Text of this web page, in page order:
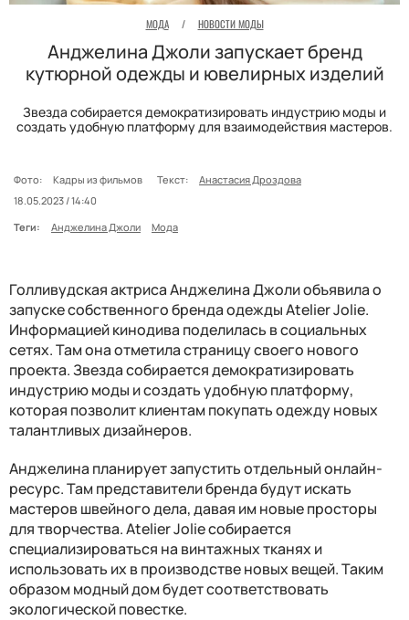
МОДА / НОВОСТИ МОДЫ
Анджелина Джоли запускает бренд
кутюрной одежды и ювелирных изделий
Звезда собирается демократизировать индустрию моды и
создать удобную платформу для взаимодействия мастеров.
Фото: Кадры из фильмов Текст:
Анастасия Дроздова
18.05.2023 / 14:40
Теги:
Анджелина Джоли Мода
Голливудская актриса Анджелина Джоли объявила о
запуске собственного бренда одежды Atelier Jolie.
Информацией кинодива поделилась в социальных
сетях. Там она отметила страницу своего нового
проекта. Звезда собирается демократизировать
индустрию моды и создать удобную платформу,
которая позволит клиентам покупать одежду новых
талантливых дизайнеров.
Анджелина планирует запустить отдельный онлайн-
ресурс. Там представители бренда будут искать
мастеров швейного дела, давая им новые просторы
для творчества. Atelier Jolie собирается
специализироваться на винтажных тканях и
использовать их в производстве новых вещей. Таким
образом модный дом будет соответствовать
экологической повестке.